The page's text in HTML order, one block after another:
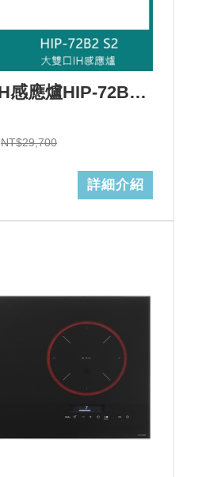
Amica大雙口IH感應爐HIP-72B2 S2/不含安裝
NT$29,700
詳細介紹